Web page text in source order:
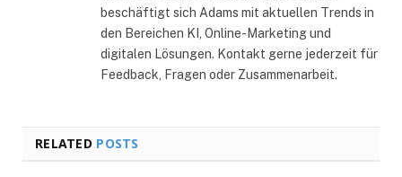
beschäftigt sich Adams mit aktuellen Trends in
den Bereichen KI, Online-Marketing und
digitalen Lösungen. Kontakt gerne jederzeit für
Feedback, Fragen oder Zusammenarbeit.
RELATED POSTS